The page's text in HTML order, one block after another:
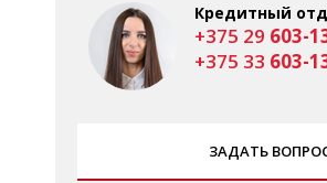
Кредитный
+375 29 603-
+375 33 603-
ЗАДАТЬ